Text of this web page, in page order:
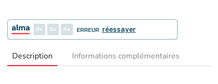
2 3 4 ERREUR réessayer
Description Informations complémentaires